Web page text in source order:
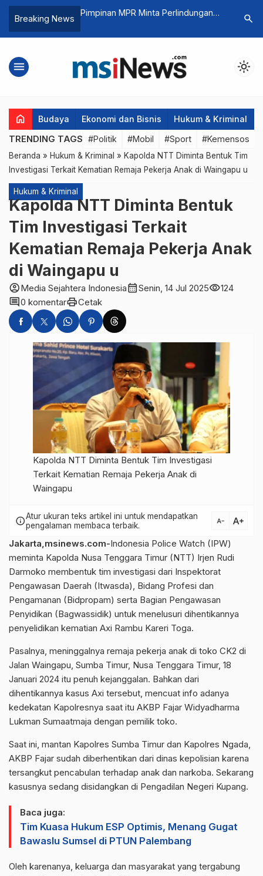
Breaking News
TA 2025
Pimpinan MPR Minta Perlindungan
Segera Direalisasikan
Catat,
search
menu light_mode
home Budaya Ekonomi dan Bisnis Hukum & Kriminal
TRENDING TAGS #Politik #Mobil #Sport #Kemensos
Beranda » Hukum & Kriminal » Kapolda NTT Diminta Bentuk Tim
Investigasi Terkait Kematian Remaja Pekerja Anak di Waingapu u
Hukum & Kriminal
Kapolda NTT Diminta Bentuk
Tim Investigasi Terkait
Kematian Remaja Pekerja Anak
di Waingapu u
account_circleMedia Sejahtera Indonesiacalendar_monthSenin, 14 Jul 2025visibility124
comment0 komentarprintCetak
Kapolda NTT Diminta Bentuk Tim Investigasi
Terkait Kematian Remaja Pekerja Anak di
Waingapu
infoAtur ukuran teks artikel ini untuk mendapatkan
pengalaman membaca terbaik.
text_decrease text_increase
Jakarta,msinews.com-Indonesia Police Watch (IPW)
meminta Kapolda Nusa Tenggara Timur (NTT) Irjen Rudi
Darmoko membentuk tim investigasi dari Inspektorat
Pengawasan Daerah (Itwasda), Bidang Profesi dan
Pengamanan (Bidpropam) serta Bagian Pengawasan
Penyidikan (Bagwassidik) untuk menelusuri dihentikannya
penyelidikan kematian Axi Rambu Kareri Toga.
Pasalnya, meninggalnya remaja pekerja anak di toko CK2 di
Jalan Waingapu, Sumba Timur, Nusa Tenggara Timur, 18
Januari 2024 itu penuh kejanggalan. Bahkan dari
dihentikannya kasus Axi tersebut, mencuat info adanya
kedekatan Kapolresnya saat itu AKBP Fajar Widyadharma
Lukman Sumaatmaja dengan pemilik toko.
Saat ini, mantan Kapolres Sumba Timur dan Kapolres Ngada,
AKBP Fajar sudah diberhentikan dari dinas kepolisian karena
tersangkut pencabulan terhadap anak dan narkoba. Sekarang
kasusnya sedang disidangkan di Pengadilan Negeri Kupang.
Baca juga:
Tim Kuasa Hukum ESP Optimis, Menang Gugat
Bawaslu Sumsel di PTUN Palembang
Oleh karenanya, keluarga dan masyarakat yang tergabung